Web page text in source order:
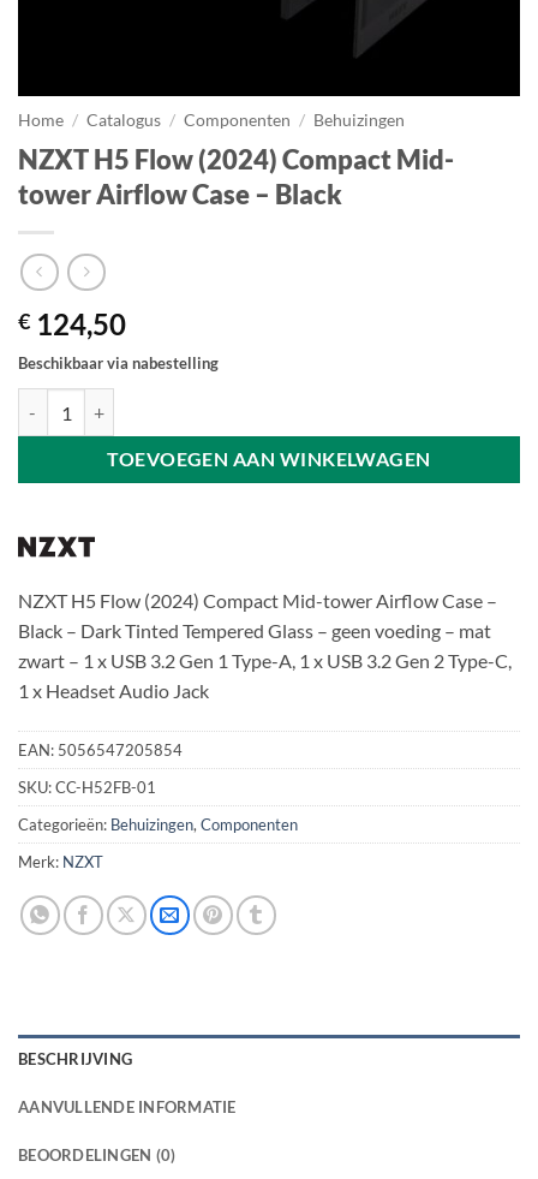
Home / Catalogus / Componenten / Behuizingen
NZXT H5 Flow (2024) Compact Mid-
tower Airflow Case – Black
€ 124,50
Beschikbaar via nabestelling
TOEVOEGEN AAN WINKELWAGEN
NZXT H5 Flow (2024) Compact Mid-tower Airflow Case –
Black – Dark Tinted Tempered Glass – geen voeding – mat
zwart – 1 x USB 3.2 Gen 1 Type-A, 1 x USB 3.2 Gen 2 Type-C,
1 x Headset Audio Jack
EAN: 5056547205854
SKU:CC-H52FB-01
Categorieën: Behuizingen, Componenten
Merk: NZXT
BESCHRIJVING
AANVULLENDE INFORMATIE
BEOORDELINGEN (0)